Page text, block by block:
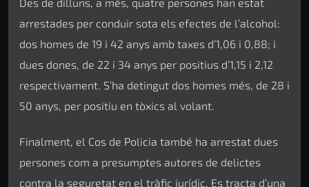
arrestades per conduir sota els efectes de l’alcohol:
dos homes de 19 i 42 anys amb taxes d’1,06 i 0,88; i
dues dones, de 22 i 34 anys per positius d’1,15 i 2,12
respectivament. S’ha detingut dos homes més, de 28 i
50 anys, per positiu en tòxics al volant.
Finalment, el Cos de Policia també ha arrestat dues
persones com a presumptes autores de delictes
contra la seguretat en el tràfic jurídic. Es tracta d’una